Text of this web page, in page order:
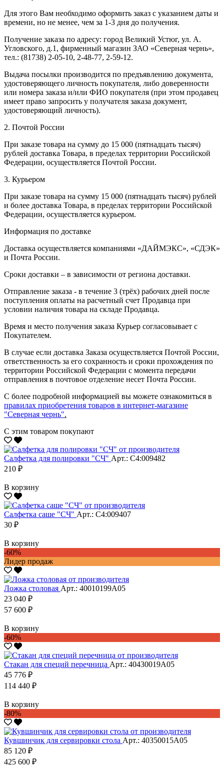
Для этого Вам необходимо оформить заказ с указанием даты и
времени, но не менее, чем за 1-3 дня до получения.
Получение заказа по адресу: город Великий Устюг, ул. А.
Угловского, д.1, фирменный магазин ЗАО «Северная чернь»,
тел.: (81738) 2-05-10, 2-48-77, 2-59-12.
Выдача посылки производится по предъявлению документа,
удостоверяющего личность покупателя, либо доверенности
или номера заказа и/или ФИО покупателя (при этом продавец
имеет право запросить у получателя заказа документ,
удостоверяющий личность).
2. Почтой России
При заказе товара на сумму до 15 000 (пятнадцать тысяч)
рублей доставка Товара, в пределах территории Российской
Федерации, осуществляется Почтой России.
3. Курьером
При заказе товара на сумму 15 000 (пятнадцать тысяч) рублей
и более доставка Товара, в пределах территории Российской
Федерации, осуществляется курьером.
Информация по доставке
Доставка осуществляется компаниями «ДАЙМЭКС», «СДЭК»
и Почта России.
Сроки доставки – в зависимости от региона доставки.
Отправление заказа - в течение 3 (трёх) рабочих дней после
поступления оплаты на расчетный счет Продавца при
условии наличия товара на складе Продавца.
Время и место получения заказа Курьер согласовывает с
Покупателем.
В случае если доставка Заказа осуществляется Почтой России,
ответственность за его сохранность и сроки прохождения по
территории Российской Федерации с момента передачи
отправления в почтовое отделение несет Почта России.
С более подробной информацией вы можете ознакомиться в
правилах приобретения товаров в интернет-магазине
"Северная чернь".
С этим товаром покупают
Салфетка для полировки "CЧ" Арт.: С4:009482
210 ₽
В корзину
Салфетка саше "CЧ" Арт.: С4:009407
30 ₽
В корзину
-60%
Лидер продаж
Ложка столовая Арт.: 40010199А05
23 040 ₽
57 600 ₽
В корзину
-60%
Стакан для специй перечница Арт.: 40430019А05
45 776 ₽
114 440 ₽
В корзину
-80%
Кувшинчик для сервировки стола Арт.: 40350015А05
85 120 ₽
425 600 ₽